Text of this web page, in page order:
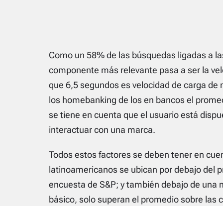
Como un 58% de las búsquedas ligadas a
componente más relevante pasa a ser la
que 6,5 segundos es velocidad de carga
los homebanking de los en bancos el
se tiene en cuenta que el usuario está
interactuar con una marca.
Todos estos factores se deben tener en
latinoamericanos se ubican por debajo del
encuesta de S&P; y también debajo de
básico, solo superan el promedio sobre las